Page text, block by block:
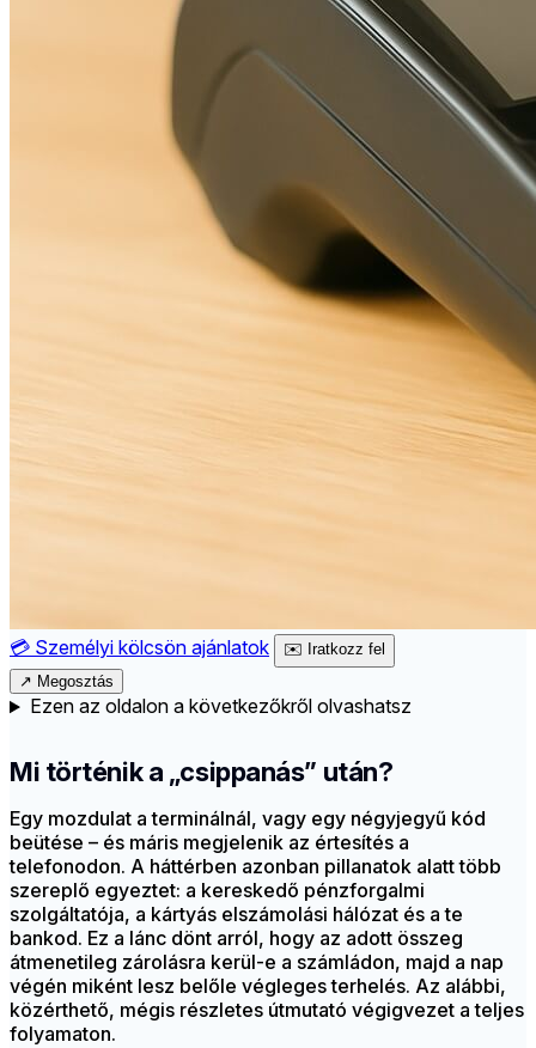
💳 Személyi kölcsön ajánlatok ✉️ Iratkozz fel
↗ Megosztás
Ezen az oldalon a következőkről olvashatsz
Mi történik a „csippanás” után?
Egy mozdulat a terminálnál, vagy egy négyjegyű kód
beütése – és máris megjelenik az értesítés a
telefonodon. A háttérben azonban pillanatok alatt több
szereplő egyeztet: a kereskedő pénzforgalmi
szolgáltatója, a kártyás elszámolási hálózat és a te
bankod. Ez a lánc dönt arról, hogy az adott összeg
átmenetileg zárolásra kerül-e a számládon, majd a nap
végén miként lesz belőle végleges terhelés. Az alábbi,
közérthető, mégis részletes útmutató végigvezet a teljes
folyamaton.